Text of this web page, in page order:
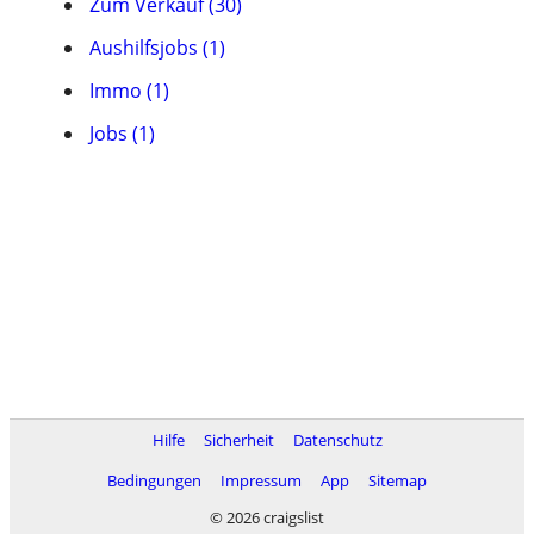
Aushilfsjobs (1)
Immo (1)
Jobs (1)
Hilfe Sicherheit
Datenschutz
Bedingungen
Impressum App
Sitemap
© 2026 craigslist